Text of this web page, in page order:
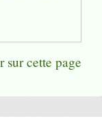
sur cette page